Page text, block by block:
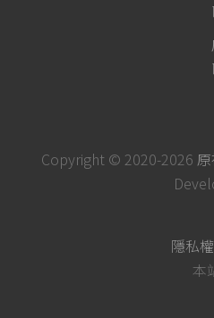
Copyright © 2020-2026
隱私
本